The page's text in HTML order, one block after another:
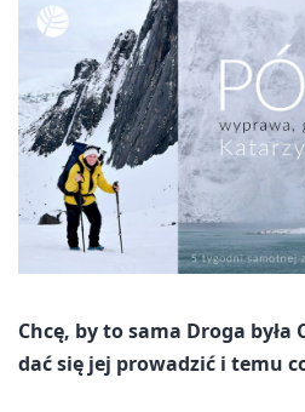
Chcę, by to sama Droga była
dać się jej prowadzić i temu